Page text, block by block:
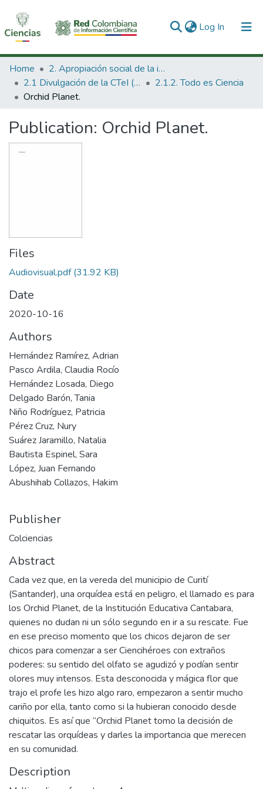
Log In (current)
Communities & Collections
All of DSpace
Home
2. Apropiación social de la información en Ciencia Tecnología e Innovación
2.1 Divulgación de la CTeI (Nueva)
2.1.2. Todo es Ciencia
Orchid Planet.
Publication: Orchid Planet.
Files
Audiovisual.pdf(31.92 KB)
Date
2020-10-16
Authors
Hernández Ramírez, Adrian
Pasco Ardila, Claudia Rocío
Hernández Losada, Diego
Delgado Barón, Tania
Niño Rodríguez, Patricia
Pérez Cruz, Nury
Suárez Jaramillo, Natalia
Bautista Espinel, Sara
López, Juan Fernando
Abushihab Collazos, Hakim
Publisher
Colciencias
Abstract
Cada vez que, en la vereda del municipio de Curití
(Santander), una orquídea está en peligro, el llamado es para
los Orchid Planet, de la Institución Educativa Cantabara,
quienes no dudan ni un sólo segundo en ir a su rescate. Fue
en ese preciso momento que los chicos dejaron de ser
chicos para comenzar a ser Ciencihéroes con extraños
poderes: su sentido del olfato se agudizó y podían sentir
olores muy intensos. Esta desconocida y mágica flor que
trajo el profe les hizo algo raro, empezaron a sentir mucho
cariño por ella, tanto como si la hubieran conocido desde
chiquitos. Es así que “Orchid Planet tomo la decisión de
rescatar las orquídeas y darles la importancia que merecen
en su comunidad.
Description